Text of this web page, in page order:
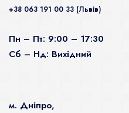
+38 063 191 00 33 (Львів)
Пн – Пт: 9:00 – 17:30
Сб – Нд: Вихідний
м. Дніпро,